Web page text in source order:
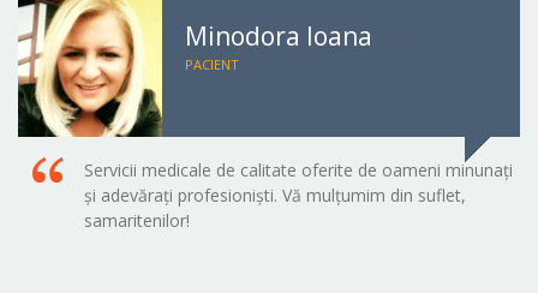
Minodora Ioana
PACIENT
Servicii medicale de calitate oferite de oameni minunați
și adevărați profesioniști. Vă mulțumim din suflet,
samaritenilor!